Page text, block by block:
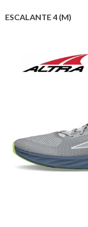
ESCALANTE 4 (M)